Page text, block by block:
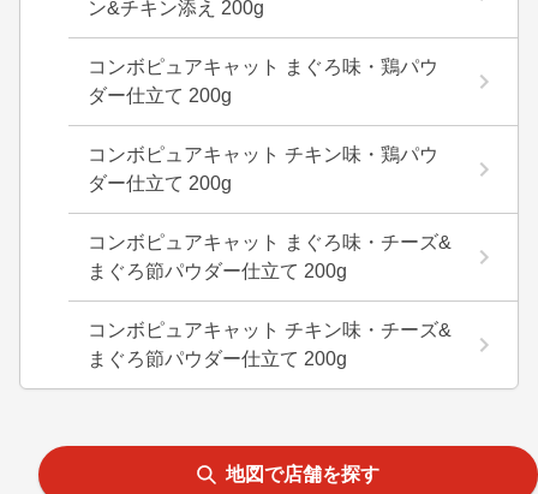
ン&チキン添え 200g
コンボピュアキャット まぐろ味・鶏パウ
ダー仕立て 200g
コンボピュアキャット チキン味・鶏パウ
ダー仕立て 200g
コンボピュアキャット まぐろ味・チーズ&
まぐろ節パウダー仕立て 200g
コンボピュアキャット チキン味・チーズ&
まぐろ節パウダー仕立て 200g
地図で店舗を探す